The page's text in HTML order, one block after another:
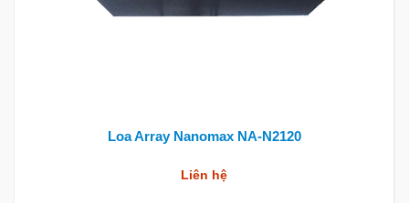
Loa Array Nanomax NA-N2120
Liên hệ